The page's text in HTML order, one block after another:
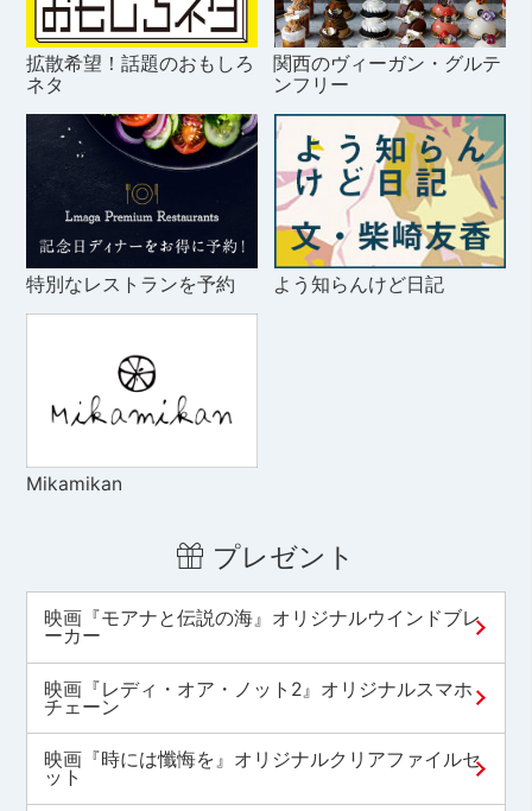
拡散希望！話題のおもしろ
ネタ
関西のヴィーガン・グルテ
ンフリー
特別なレストランを予約 よう知らんけど日記
Mikamikan
プレゼント
映画『モアナと伝説の海』オリジナルウインドブレ
ーカー
映画『レディ・オア・ノット2』オリジナルスマホ
チェーン
映画『時には懺悔を』オリジナルクリアファイルセ
ット